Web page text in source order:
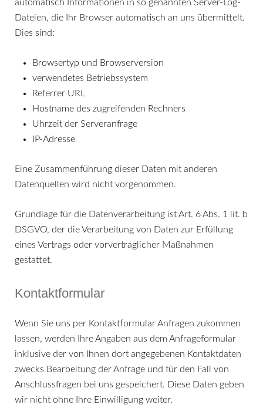
automatisch Informationen in so genannten Server-Log-
Dateien, die Ihr Browser automatisch an uns übermittelt.
Dies sind:
Browsertyp und Browserversion
verwendetes Betriebssystem
Referrer URL
Hostname des zugreifenden Rechners
Uhrzeit der Serveranfrage
IP-Adresse
Eine Zusammenführung dieser Daten mit anderen
Datenquellen wird nicht vorgenommen.
Grundlage für die Datenverarbeitung ist Art. 6 Abs. 1 lit. b
DSGVO, der die Verarbeitung von Daten zur Erfüllung
eines Vertrags oder vorvertraglicher Maßnahmen
gestattet.
Kontaktformular
Wenn Sie uns per Kontaktformular Anfragen zukommen
lassen, werden Ihre Angaben aus dem Anfrageformular
inklusive der von Ihnen dort angegebenen Kontaktdaten
zwecks Bearbeitung der Anfrage und für den Fall von
Anschlussfragen bei uns gespeichert. Diese Daten geben
wir nicht ohne Ihre Einwilligung weiter.